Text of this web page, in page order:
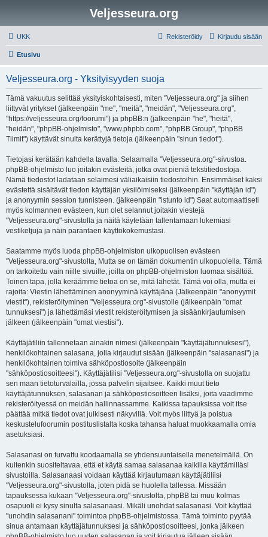
Veljesseura.org
UKK Kirjaudu sisään
Rekisteröidy
Etusivu
Veljesseura.org - Yksityisyyden suoja
Tämä vakuutus selittää yksityiskohtaisesti, miten "Veljesseura.org" ja siihen
liittyvät yritykset (jälkeenpäin "me", "meitä", "meidän", "Veljesseura.org",
"https://veljesseura.org/foorumi") ja phpBB:n (jälkeenpäin "he", "heitä",
"heidän", "phpBB-ohjelmisto", "www.phpbb.com", "phpBB Group", "phpBB
Tiimit") käyttävät sinulta kerättyjä tietoja (jälkeenpäin "sinun tiedot").
Tietojasi kerätään kahdella tavalla: Selaamalla "Veljesseura.org"-sivustoa.
phpBB-ohjelmisto luo joitakin evästeitä, jotka ovat pieniä tekstitiedostoja.
Nämä tiedostot ladataan selaimesi väliaikaisiin tiedostoihin. Ensimmäiset kaksi
evästettä sisältävät tiedon käyttäjän yksilöimiseksi (jälkeenpäin "käyttäjän id")
ja anonyymin session tunnisteen. (jälkeenpäin "istunto id") Saat automaattiseti
myös kolmannen evästeen, kun olet selannut joitakin viestejä
"Veljesseura.org"-sivustolla ja näitä käytetään tallentamaan lukemiasi
vestiketjuja ja näin parantaen käyttökokemustasi.
Saatamme myös luoda phpBB-ohjelmiston ulkopuolisen evästeen
"Veljesseura.org"-sivustolta, Mutta se on tämän dokumentin ulkopuolella. Tämä
on tarkoitettu vain niille sivuille, joilla on phpBB-ohjelmiston luomaa sisältöä.
Toinen tapa, jolla keräämme tietoa on se, mitä lähetät. Tämä voi olla, mutta ei
rajoita: Viestin lähettäminen anonyyminä käyttäjänä (Jälkeenpäin "anonyymit
viestit"), rekisteröityminen "Veljesseura.org"-sivustolle (jälkeenpäin "omat
tunnuksesi") ja lähettämäsi viestit rekisteröitymisen ja sisäänkirjautumisen
jälkeen (jälkeenpäin "omat viestisi").
Käyttäjätiliin tallennetaan ainakin nimesi (jälkeenpäin "käyttäjätunnuksesi"),
henkilökohtainen salasana, jolla kirjaudut sisään (jälkeenpäin "salasanasi") ja
henkilökohtainen toimiva sähköpostiosoite (jälkeenpäin
"sähköpostiosoitteesi"). Käyttäjätilisi "Veljesseura.org"-sivustolla on suojattu
sen maan tietoturvalailla, jossa palvelin sijaitsee. Kaikki muut tieto
käyttäjätunnuksen, salasanan ja sähköpostiosoitteen lisäksi, joita vaadimme
rekisteröityessä on meidän hallinnassamme. Kaikissa tapauksissa voit itse
päättää mitkä tiedot ovat julkisesti näkyvillä. Voit myös liittyä ja poistua
keskustelufoorumin postituslistalta koska tahansa haluat muokkaamalla omia
asetuksiasi.
Salasanasi on turvattu koodaamalla se yhdensuuntaisella menetelmällä. On
kuitenkin suositeltavaa, että et käytä samaa salasanaa kaikilla käyttämilläsi
sivustoilla. Salasanaasi voidaan käyttää kirjautumaan käyttäjätiliisi
"Veljesseura.org"-sivustolla, joten pidä se huolella tallessa. Missään
tapauksessa kukaan "Veljesseura.org"-sivustolta, phpBB tai muu kolmas
osapuoli ei kysy sinulta salasanaasi. Mikäli unohdat salasanasi. Voit käyttää
"unohdin salasanani" toimintoa phpBB-ohjelmistossa. Tämä toiminto pyytää
sinua antamaan käyttäjätunnuksesi ja sähköpostiosoitteesi, jonka jälkeen